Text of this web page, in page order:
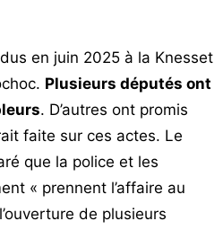
en juin 2025 à la Knesset
Plusieurs députés ont
. D’autres ont promis
faite sur ces actes. Le
que la police et les
« prennent l’affaire au
de plusieurs